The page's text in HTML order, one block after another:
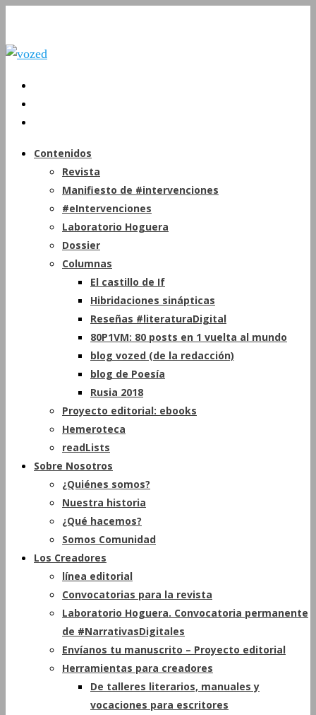
Contenidos
Revista
Manifiesto de #intervenciones
#eIntervenciones
Laboratorio Hoguera
Dossier
Columnas
El castillo de If
Hibridaciones sinápticas
Reseñas #literaturaDigital
80P1VM: 80 posts en 1 vuelta al mundo
blog vozed (de la redacción)
blog de Poesía
Rusia 2018
Proyecto editorial: ebooks
Hemeroteca
readLists
Sobre Nosotros
¿Quiénes somos?
Nuestra historia
¿Qué hacemos?
Somos Comunidad
Los Creadores
línea editorial
Convocatorias para la revista
Laboratorio Hoguera. Convocatoria permanente
de #NarrativasDigitales
Envíanos tu manuscrito – Proyecto editorial
Herramientas para creadores
De talleres literarios, manuales y
vocaciones para escritores